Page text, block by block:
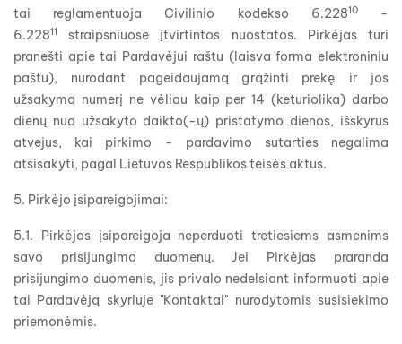
tai reglamentuoja Civilinio kodekso 6.22810-
6.22811
straipsniuose įtvirtintos nuostatos. Pirkėjas turi
pranešti apie tai Pardavėjui raštu (laisva forma elektroniniu
paštu), nurodant pageidaujamą grąžinti prekę ir jos
užsakymo numerį ne vėliau kaip per 14 (keturiolika) darbo
dienų nuo užsakyto daikto(-ų) pristatymo dienos, išskyrus
atvejus, kai pirkimo - pardavimo sutarties negalima
atsisakyti, pagal Lietuvos Respublikos teisės aktus.
5. Pirkėjo įsipareigojimai:
5.1. Pirkėjas įsipareigoja neperduoti tretiesiems asmenims
savo prisijungimo duomenų. Jei Pirkėjas praranda
prisijungimo duomenis, jis privalo nedelsiant informuoti apie
tai Pardavėją skyriuje "Kontaktai" nurodytomis susisiekimo
priemonėmis.